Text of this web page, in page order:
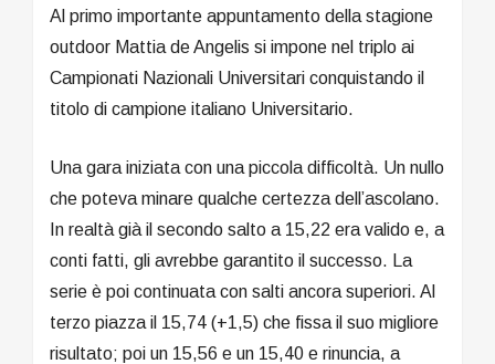
Al primo importante appuntamento della stagione
outdoor Mattia de Angelis si impone nel triplo ai
Campionati Nazionali Universitari conquistando il
titolo di campione italiano Universitario.
Una gara iniziata con una piccola difficoltà. Un nullo
che poteva minare qualche certezza dell’ascolano.
In realtà già il secondo salto a 15,22 era valido e, a
conti fatti, gli avrebbe garantito il successo. La
serie è poi continuata con salti ancora superiori. Al
terzo piazza il 15,74 (+1,5) che fissa il suo migliore
risultato; poi un 15,56 e un 15,40 e rinuncia, a